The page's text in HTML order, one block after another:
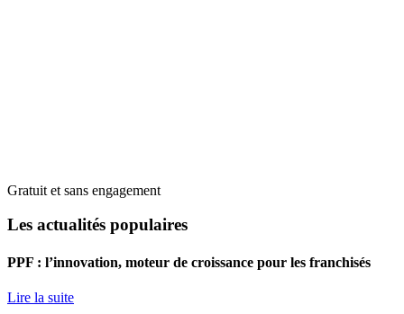
Gratuit et sans engagement
Les actualités populaires
PPF : l’innovation, moteur de croissance pour les franchisés
Lire la suite